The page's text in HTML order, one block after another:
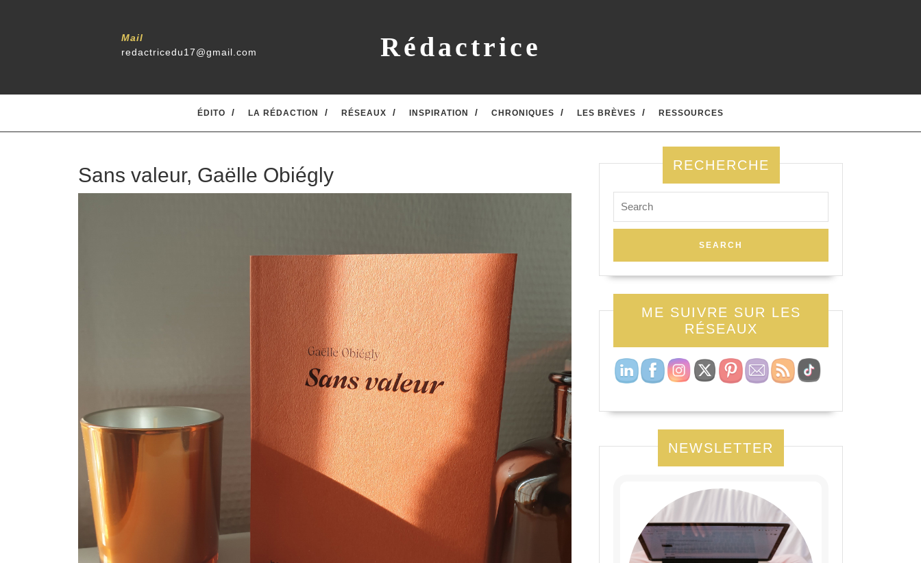
Mail
redactricedu17@gmail.com
Rédactrice
ÉDITO LA RÉDACTION RÉSEAUX INSPIRATION CHRONIQUES LES BRÈVES RESSOURCES
Sans valeur, Gaëlle Obiégly RECHERCHE
ME SUIVRE SUR LES
RÉSEAUX
NEWSLETTER